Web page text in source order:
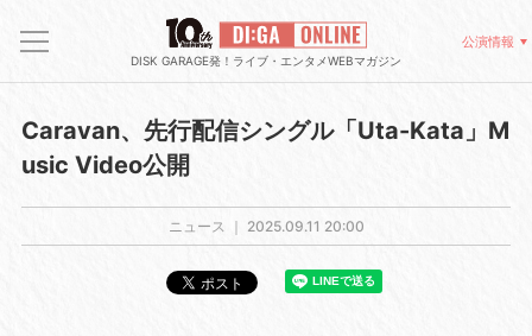
DISK GARAGE発！ライブ・エンタメWEBマガジン
公演情報
Caravan、先行配信シングル「Uta-Kata」M
usic Video公開
ニュース ｜ 2025.09.11 20:00